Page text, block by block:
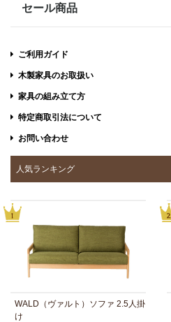
セール商品
ご利用ガイド
木製家具のお取扱い
家具の組み立て方
特定商取引法について
お問い合わせ
人気ランキング
WALD（ヴァルト）ソファ 2.5人掛
け